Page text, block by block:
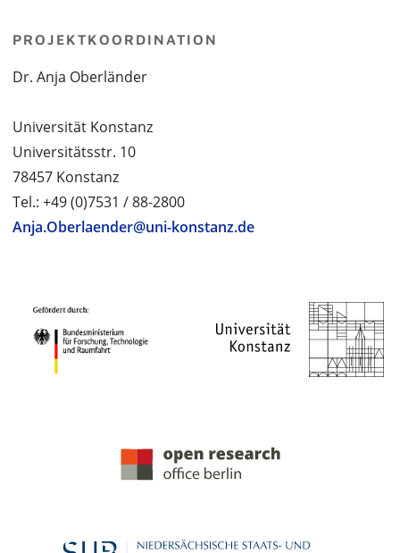
PROJEKTKOORDINATION
Dr. Anja Oberländer
Universität Konstanz
Universitätsstr. 10
78457 Konstanz
Tel.: +49 (0)7531 / 88-2800
Anja.Oberlaender@uni-konstanz.de